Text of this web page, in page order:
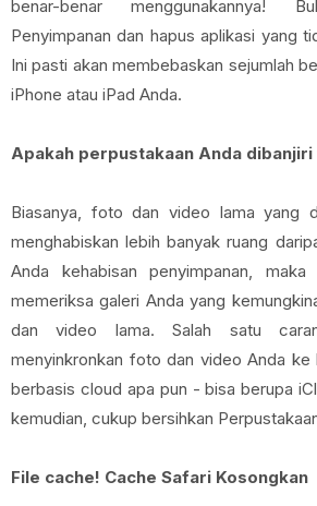
benar-benar menggunakannya!
Penyimpanan dan hapus aplikasi yang
Ini pasti akan membebaskan sejumlah
iPhone atau iPad Anda.
Apakah perpustakaan Anda
Biasanya, foto dan video lama yang
menghabiskan lebih banyak ruang
Anda kehabisan penyimpanan,
memeriksa galeri Anda yang
dan video lama. Salah satu
menyinkronkan foto dan video Anda ke
berbasis cloud apa pun - bisa berupa
kemudian, cukup bersihkan
File cache! Cache Safari Kosongkan